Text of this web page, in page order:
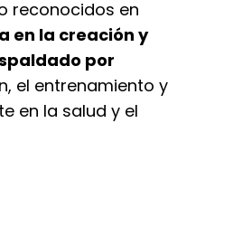
reconocidos en
en la creación y
por
el entrenamiento y
en la salud y el